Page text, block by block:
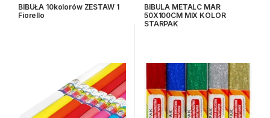
plastyczne
BIBUŁA 10kolorów ZESTAW 1
Fiorello
plastyczne
BIBULA METALC MAR
50X100CM MIX KOLOR
STARPAK